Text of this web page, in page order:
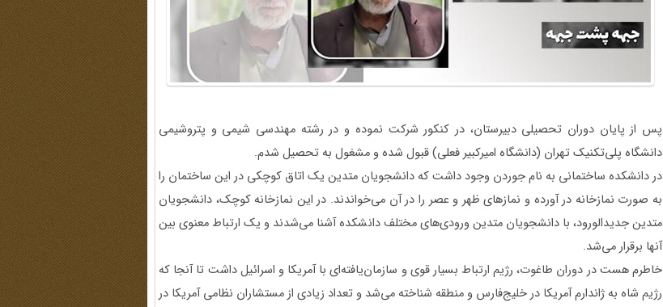
پس از پایان دوران تحصیلی دبیرستان، در کنکور شرکت نموده و در رشته مهندسی شیمی و پتروشیمی
دانشگاه پلی‌تکنیک تهران (دانشگاه امیرکبیر فعلی) قبول شده و مشغول به تحصیل شدم.
در دانشکده ساختمانی به نام جوردن وجود داشت که دانشجویان متدین یک اتاق کوچکی در این ساختمان را
به صورت نمازخانه در آورده و نمازهای ظهر و عصر را در ‌آن می‌خواندند. در این نمازخانه کوچک، دانشجویان
متدین جدیدالورود، با دانشجویان متدین ورودی‌های مختلف دانشکده آشنا می‌شدند و یک ارتباط معنوی بین
آنها برقرار می‌شد.
خاطرم هست در دوران طاغوت، رژیم ارتباط بسیار قوی و سازمان‌یافته‌ای با آمریکا و اسرائیل داشت تا آنجا که
رژیم شاه به ژاندارم آمریکا در خلیج‌فارس و منطقه شناخته می‌شد و تعداد زیادی از مستشاران نظامی آمریکا در